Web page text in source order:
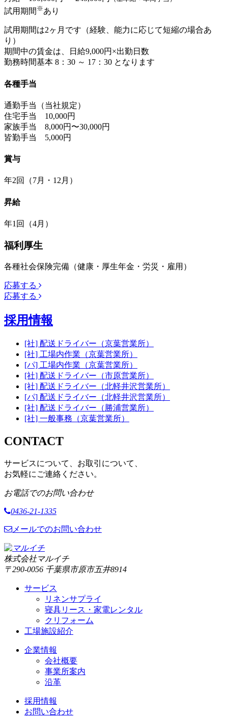
試用期間 ※ あり
試用期間は2ヶ月です（経験、能力に応じて短縮の場合あ
り）
期間中の賃金は、日給9,000円×出勤日数
勤務時間基本 8：30 ～ 17：30 となります
各種手当
通勤手当（当社規定）
住宅手当 10,000円
家族手当 8,000円〜30,000円
皆勤手当 5,000円
賞与
年2回（7月・12月）
昇給
年1回（4月）
福利厚生
各種社会保険完備（健康・厚生年金・労災・雇用）
応募する
応募する
採用情報
[社] 配送ドライバー（京葉営業所）
[社] 工場内作業（京葉営業所）
[パ] 工場内作業（京葉営業所）
[社] 配送ドライバー（市原営業所）
[社] 配送ドライバー（北軽井沢営業所）
[パ] 配送ドライバー（北軽井沢営業所）
[社] 配送ドライバー（勝浦営業所）
[社] 一般事務（京葉営業所）
CONTACT
サービスについて、お取引について、
お気軽にご連絡ください。
お電話でのお問い合わせ
0436-21-1335
メールでのお問い合わせ
株式会社マルイチ
〒290-0056 千葉県市原市五井8914
サービス
リネンサプライ
寝具リース・家電レンタル
クリフォーム
工場施設紹介
企業情報
会社概要
事業所案内
沿革
採用情報
お問い合わせ